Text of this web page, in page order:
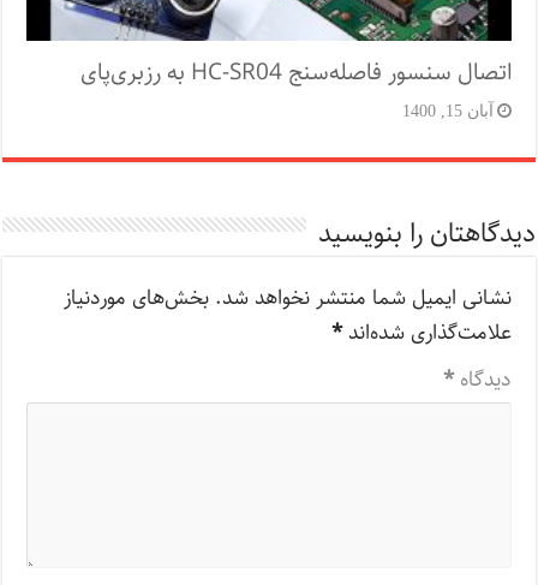
اتصال سنسور فاصله‌سنج HC-SR04 به رزبری‌پای
آبان 15, 1400
دیدگاهتان را بنویسید
نشانی ایمیل شما منتشر نخواهد شد. بخش‌های موردنیاز
علامت‌گذاری شده‌اند*
دیدگاه*